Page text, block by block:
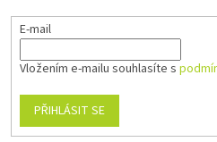
E-mail
Vložením e-mailu souhlasíte s
PŘIHLÁSIT SE